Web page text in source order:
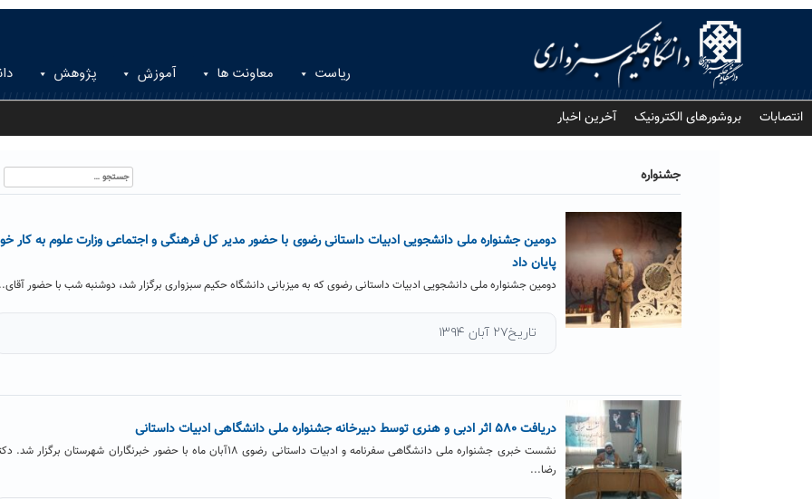
ریاست معاونت ها آموزش پژوهش
انتصابات بروشورهای الکترونیک آخرین اخبار
جشنواره
جستجو
برای:
دومین جشنواره ملی دانشجویی ادبیات داستانی رضوی با حضور مدیر کل فرهنگی و اجتماعی وزارت علوم به کار
پایان داد
دومین جشنواره ملی دانشجویی ادبیات داستانی رضوی که به میزبانی دانشگاه حکیم سبزواری برگزار شد، دوشنبه شب با حضور
تاریخ۲۷ آبان ۱۳۹۴
دریافت ۵۸۰ اثر ادبی و هنری توسط دبیرخانه جشنواره ملی دانشگاهی ادبیات داستانی
نشست خبری جشنواره ملی دانشگاهی سفرنامه و ادبیات داستانی رضوی ۱۸آبان ماه با حضور خبرنگاران شهرستان برگزار شد.
رضا...